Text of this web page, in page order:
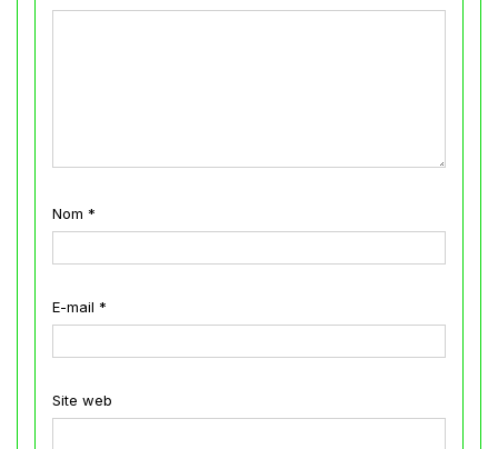
Nom *
E-mail *
Site web